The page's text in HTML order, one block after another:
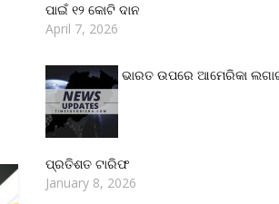
ପାଇଁ ୧୨ କୋଟି ଦାନ
April 7, 2026
ଭାରତ ଉପରେ ଆମେରିକା
ପ୍ରତିଶତ ଟାରିଫ
January 8, 2026